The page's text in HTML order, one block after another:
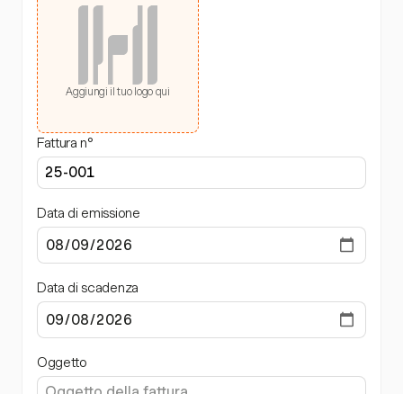
Aggiungi il tuo logo qui
Fattura n°
Data di emissione
Data di scadenza
Oggetto